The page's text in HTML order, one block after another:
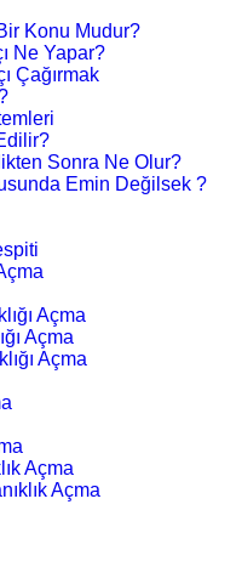
Konu Mudur?
Ne Yapar?
Çağırmak
Sonra Ne Olur?
Emin Değilsek ?
Açma
Açma
Açma
Açma
Açma